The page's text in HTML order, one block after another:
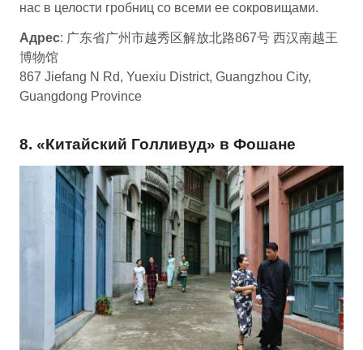
нас в целости гробниц со всеми ее сокровищами.
Адрес: 广东省广州市越秀区解放北路867号 西汉南越王
博物馆
867 Jiefang N Rd, Yuexiu District, Guangzhou City,
Guangdong Province
8. «Китайский Голливуд» в Фошане